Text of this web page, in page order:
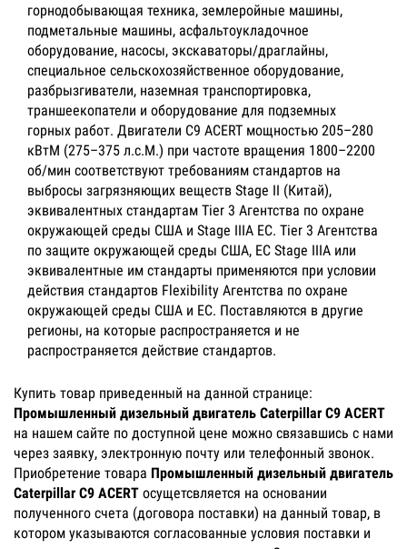
горнодобывающая техника, землеройные машины,
подметальные машины, асфальтоукладочное
оборудование, насосы, экскаваторы/драглайны,
специальное сельскохозяйственное оборудование,
разбрызгиватели, наземная транспортировка,
траншеекопатели и оборудование для подземных
горных работ. Двигатели C9 ACERT мощностью 205–280
кВтМ (275–375 л.с.M.) при частоте вращения 1800–2200
об/мин соответствуют требованиям стандартов на
выбросы загрязняющих веществ Stage II (Китай),
эквивалентных стандартам Tier 3 Агентства по охране
окружающей среды США и Stage IIIA ЕС. Tier 3 Агентства
по защите окружающей среды США, ЕС Stage IIIA или
эквивалентные им стандарты применяются при условии
действия стандартов Flexibility Агентства по охране
окружающей среды США и ЕС. Поставляются в другие
регионы, на которые распространяется и не
распространяется действие стандартов.
Купить товар приведенный на данной странице:
Промышленный дизельный двигатель Caterpillar C9 ACERT
на нашем сайте по доступной цене можно связавшись с нами
через заявку, электронную почту или телефонный звонок.
Приобретение товара Промышленный дизельный двигатель
Caterpillar C9 ACERT осущетсвляется на основании
полученного счета (договора поставки) на данный товар, в
котором указываются согласованные условия поставки и